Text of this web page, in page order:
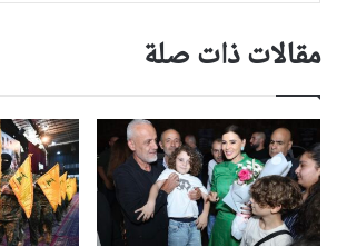
مقالات ذات صلة